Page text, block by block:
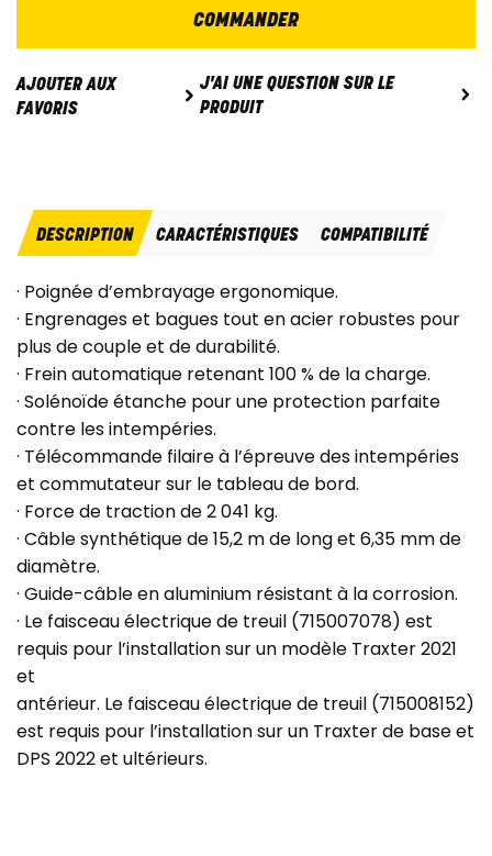
COMMANDER
AJOUTER AUX
FAVORIS
J'AI UNE QUESTION SUR LE
PRODUIT
DESCRIPTION CARACTÉRISTIQUES COMPATIBILITÉ
· Poignée d’embrayage ergonomique.
· Engrenages et bagues tout en acier robustes pour
plus de couple et de durabilité.
· Frein automatique retenant 100 % de la charge.
· Solénoïde étanche pour une protection parfaite
contre les intempéries.
· Télécommande filaire à l’épreuve des intempéries
et commutateur sur le tableau de bord.
· Force de traction de 2 041 kg.
· Câble synthétique de 15,2 m de long et 6,35 mm de
diamètre.
· Guide-câble en aluminium résistant à la corrosion.
· Le faisceau électrique de treuil (715007078) est
requis pour l’installation sur un modèle Traxter 2021
et
antérieur. Le faisceau électrique de treuil (715008152)
est requis pour l’installation sur un Traxter de base et
DPS 2022 et ultérieurs.